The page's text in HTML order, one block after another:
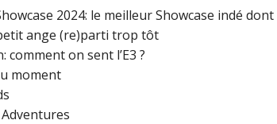
2024: le meilleur Showcase indé
ange (re)parti trop tôt
comment on sent l’E3 ?
moment